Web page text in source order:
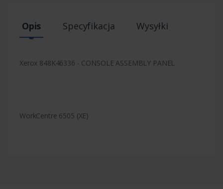
Opis Specyfikacja Wysyłki
Xerox 848K46336 - CONSOLE ASSEMBLY PANEL
WorkCentre 6505 (XE)